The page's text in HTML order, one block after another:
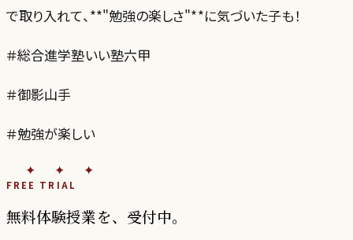
で取り入れて、**"勉強の楽しさ"**に気づいた子も！
＃総合進学塾いい塾六甲
＃御影山手
＃勉強が楽しい
✦✦✦
FREE TRIAL
無料体験授業を、受付中。